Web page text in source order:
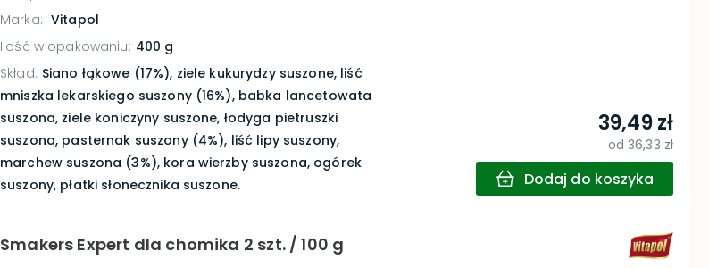
Marka: Vitapol
Ilość w opakowaniu: 400 g
Skład: Siano łąkowe (17%), ziele kukurydzy suszone, liść
mniszka lekarskiego suszony (16%), babka lancetowata
suszona, ziele koniczyny suszone, łodyga pietruszki
suszona, pasternak suszony (4%), liść lipy suszony,
marchew suszona (3%), kora wierzby suszona, ogórek
suszony, płatki słonecznika suszone.
39,49 zł
od36,33 zł
Dodaj do koszyka
Smakers Expert dla chomika 2 szt. / 100 g